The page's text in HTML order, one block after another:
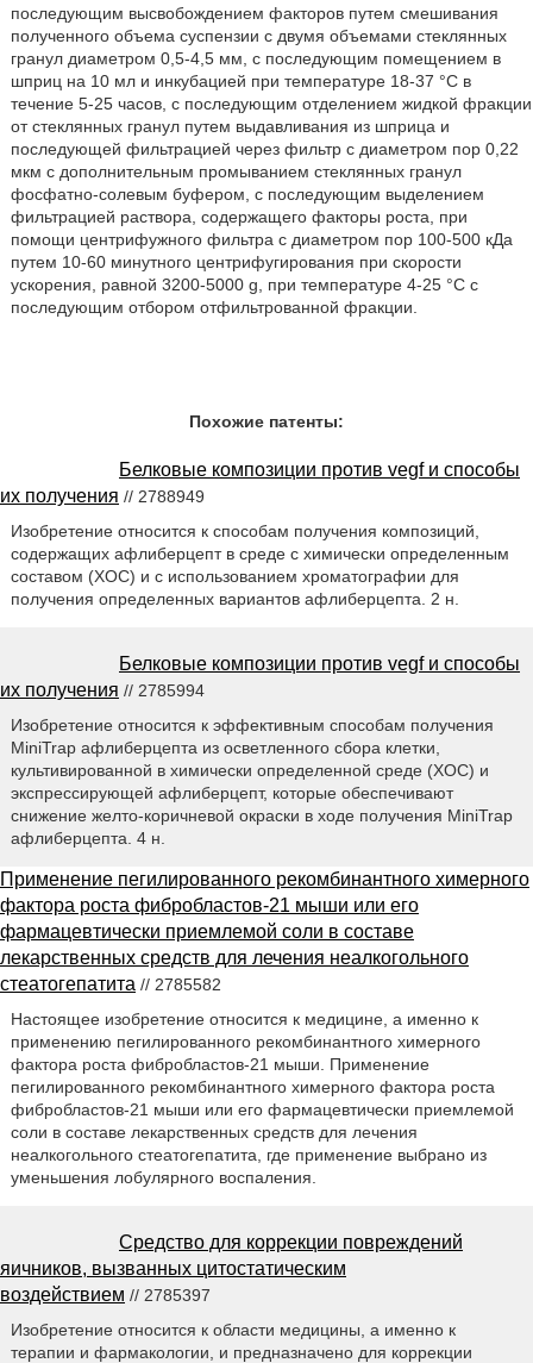
последующим высвобождением факторов путем смешивания
полученного объема суспензии с двумя объемами стеклянных
гранул диаметром 0,5-4,5 мм, с последующим помещением в
шприц на 10 мл и инкубацией при температуре 18-37 °С в
течение 5-25 часов, с последующим отделением жидкой фракции
от стеклянных гранул путем выдавливания из шприца и
последующей фильтрацией через фильтр с диаметром пор 0,22
мкм с дополнительным промыванием стеклянных гранул
фосфатно-солевым буфером, с последующим выделением
фильтрацией раствора, содержащего факторы роста, при
помощи центрифужного фильтра с диаметром пор 100-500 кДа
путем 10-60 минутного центрифугирования при скорости
ускорения, равной 3200-5000 g, при температуре 4-25 °С с
последующим отбором отфильтрованной фракции.
Похожие патенты:
Белковые композиции против vegf и способы
их получения // 2788949
Изобретение относится к способам получения композиций,
содержащих афлиберцепт в среде с химически определенным
составом (ХОС) и с использованием хроматографии для
получения определенных вариантов афлиберцепта. 2 н.
Белковые композиции против vegf и способы
их получения // 2785994
Изобретение относится к эффективным способам получения
MiniTrap афлиберцепта из осветленного сбора клетки,
культивированной в химически определенной среде (ХОС) и
экспрессирующей афлиберцепт, которые обеспечивают
снижение желто-коричневой окраски в ходе получения MiniTrap
афлиберцепта. 4 н.
Применение пегилированного рекомбинантного химерного
фактора роста фибробластов-21 мыши или его
фармацевтически приемлемой соли в составе
лекарственных средств для лечения неалкогольного
стеатогепатита // 2785582
Настоящее изобретение относится к медицине, а именно к
применению пегилированного рекомбинантного химерного
фактора роста фибробластов-21 мыши. Применение
пегилированного рекомбинантного химерного фактора роста
фибробластов-21 мыши или его фармацевтически приемлемой
соли в составе лекарственных средств для лечения
неалкогольного стеатогепатита, где применение выбрано из
уменьшения лобулярного воспаления.
Средство для коррекции повреждений
яичников, вызванных цитостатическим
воздействием // 2785397
Изобретение относится к области медицины, а именно к
терапии и фармакологии, и предназначено для коррекции